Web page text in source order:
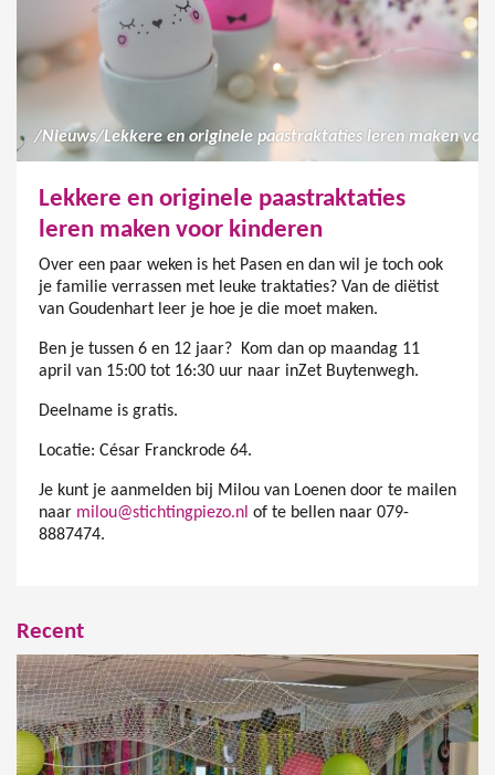
/Nieuws/
Lekkere en originele paastraktaties
leren maken voor kinderen
Over een paar weken is het Pasen en dan wil je toch ook
je familie verrassen met leuke traktaties? Van de diëtist
van Goudenhart leer je hoe je die moet maken.
Ben je tussen 6 en 12 jaar? Kom dan op maandag 11
april van 15:00 tot 16:30 uur naar inZet Buytenwegh.
Deelname is gratis.
Locatie: César Franckrode 64.
Je kunt je aanmelden bij Milou van Loenen door te mailen
naar milou@stichtingpiezo.nl of te bellen naar 079-
8887474.
Recent